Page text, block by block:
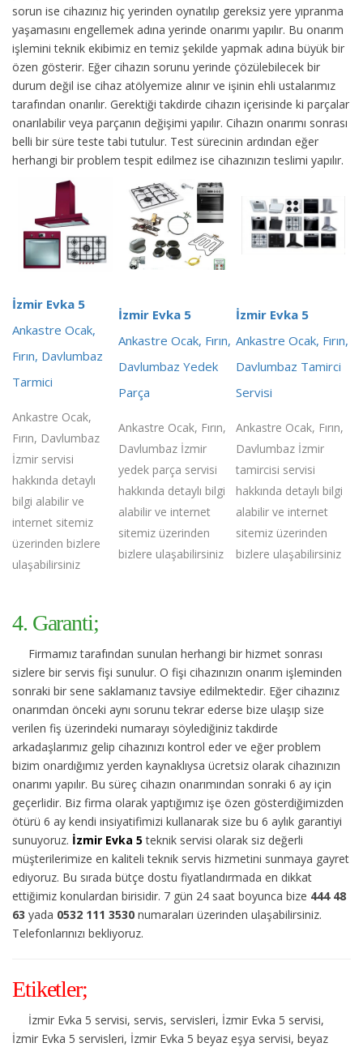
sorun ise cihazınız hiç yerinden oynatılıp gereksiz yere yıpranma
yaşamasını engellemek adına yerinde onarımı yapılır. Bu onarım
işlemini teknik ekibimiz en temiz şekilde yapmak adına büyük bir
özen gösterir. Eğer cihazın sorunu yerinde çözülebilecek bir
durum değil ise cihaz atölyemize alınır ve işinin ehli ustalarımız
tarafından onarılır. Gerektiği takdirde cihazın içerisinde ki parçalar
onarılabilir veya parçanın değişimi yapılır. Cihazın onarımı sonrası
belli bir süre teste tabi tutulur. Test sürecinin ardından eğer
herhangi bir problem tespit edilmez ise cihazınızın teslimi yapılır.
İzmir Evka 5
Ankastre Ocak,
Fırın, Davlumbaz
Tarmici
Ankastre Ocak,
Fırın, Davlumbaz
İzmir servisi
hakkında detaylı
bilgi alabilir ve
internet sitemiz
üzerinden bizlere
ulaşabilirsiniz
İzmir Evka 5
Ankastre Ocak, Fırın,
Davlumbaz Yedek
Parça
Ankastre Ocak, Fırın,
Davlumbaz İzmir
yedek parça servisi
hakkında detaylı bilgi
alabilir ve internet
sitemiz üzerinden
bizlere ulaşabilirsiniz
İzmir Evka 5
Ankastre Ocak, Fırın,
Davlumbaz Tamirci
Servisi
Ankastre Ocak, Fırın,
Davlumbaz İzmir
tamircisi servisi
hakkında detaylı bilgi
alabilir ve internet
sitemiz üzerinden
bizlere ulaşabilirsiniz
4. Garanti;
Firmamız tarafından sunulan herhangi bir hizmet sonrası
sizlere bir servis fişi sunulur. O fişi cihazınızın onarım işleminden
sonraki bir sene saklamanız tavsiye edilmektedir. Eğer cihazınız
onarımdan önceki aynı sorunu tekrar ederse bize ulaşıp size
verilen fiş üzerindeki numarayı söylediğiniz takdirde
arkadaşlarımız gelip cihazınızı kontrol eder ve eğer problem
bizim onardığımız yerden kaynaklıysa ücretsiz olarak cihazınızın
onarımı yapılır. Bu süreç cihazın onarımından sonraki 6 ay için
geçerlidir. Biz firma olarak yaptığımız işe özen gösterdiğimizden
ötürü 6 ay kendi insiyatifimizi kullanarak size bu 6 aylık garantiyi
sunuyoruz. İzmir Evka 5 teknik servisi olarak siz değerli
müşterilerimize en kaliteli teknik servis hizmetini sunmaya gayret
ediyoruz. Bu sırada bütçe dostu fiyatlandırmada en dikkat
ettiğimiz konulardan birisidir. 7 gün 24 saat boyunca bize 444 48
63 yada 0532 111 3530 numaraları üzerinden ulaşabilirsiniz.
Telefonlarınızı bekliyoruz.
Etiketler;
İzmir Evka 5 servisi, servis, servisleri, İzmir Evka 5 servisi,
İzmir Evka 5 servisleri, İzmir Evka 5 beyaz eşya servisi, beyaz